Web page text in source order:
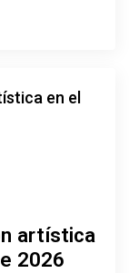
artística
2026